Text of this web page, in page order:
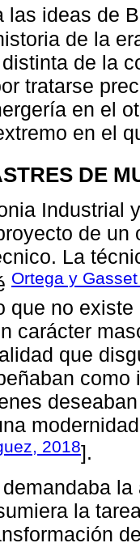
las ideas de
de la
de la
tratarse
en el
en el
DE
Industrial
de un
La
Ortega y
que no
carácter
que
2018].
la